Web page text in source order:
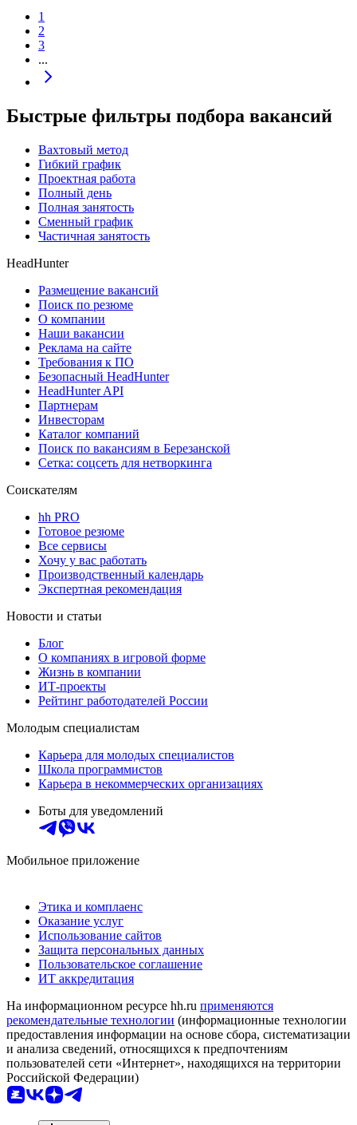
1
2
3
...
Быстрые фильтры подбора вакансий
Вахтовый метод
Гибкий график
Проектная работа
Полный день
Полная занятость
Сменный график
Частичная занятость
HeadHunter
Размещение вакансий
Поиск по резюме
О компании
Наши вакансии
Реклама на сайте
Требования к ПО
Безопасный HeadHunter
HeadHunter API
Партнерам
Инвесторам
Каталог компаний
Поиск по вакансиям в Березанской
Сетка: соцсеть для нетворкинга
Соискателям
hh PRO
Готовое резюме
Все сервисы
Хочу у вас работать
Производственный календарь
Экспертная рекомендация
Новости и статьи
Блог
О компаниях в игровой форме
Жизнь в компании
ИТ-проекты
Рейтинг работодателей России
Молодым специалистам
Карьера для молодых специалистов
Школа программистов
Карьера в некоммерческих организациях
Боты для уведомлений
Мобильное приложение
Этика и комплаенс
Оказание услуг
Использование сайтов
Защита персональных данных
Пользовательское соглашение
ИТ аккредитация
На информационном ресурсе hh.ru применяются
рекомендательные технологии (информационные технологии
предоставления информации на основе сбора, систематизации
и анализа сведений, относящихся к предпочтениям
пользователей сети «Интернет», находящихся на территории
Российской Федерации)